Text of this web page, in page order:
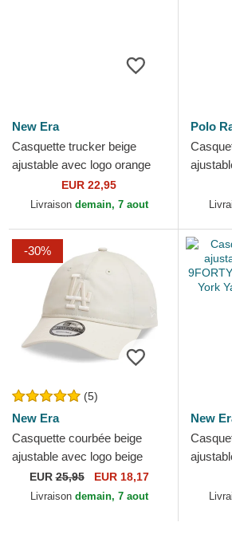
New Era
Casquette trucker beige
ajustable avec logo orange
pour enfant 9FORTY
Homefield New York
EUR 22,95
Livraison demain, 7 aout
Polo
Cotton
Polo
-30%
(5)
New Era
Casquette courbée beige
ajustable avec logo beige
9TWENTY League Essential
Los Angeles Dodgers...
EUR25,95 EUR 18,17
Livraison demain, 7 aout
New
New